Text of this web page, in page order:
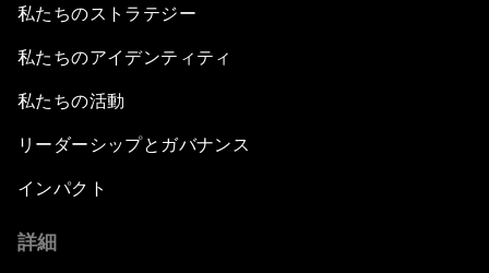
私たちのストラテジー
私たちのアイデンティティ
私たちの活動
リーダーシップとガバナンス
インパクト
詳細